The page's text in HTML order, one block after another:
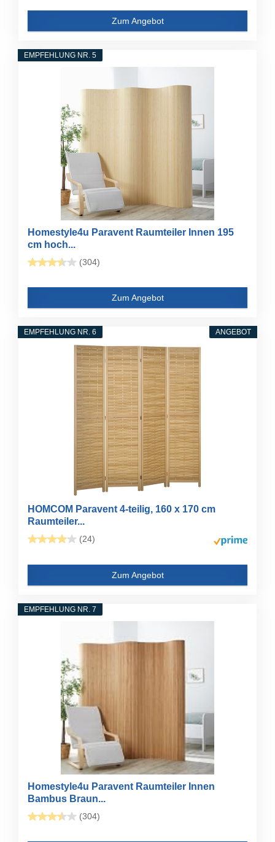
Zum Angebot
EMPFEHLUNG NR. 5
Homestyle4u Paravent Raumteiler Innen 195
cm hoch...
(304)
Zum Angebot
ANGEBOT
EMPFEHLUNG NR. 6
HOMCOM Paravent 4-teilig, 160 x 170 cm
Raumteiler...
(24)
Zum Angebot
EMPFEHLUNG NR. 7
Homestyle4u Paravent Raumteiler Innen
Bambus Braun...
(304)